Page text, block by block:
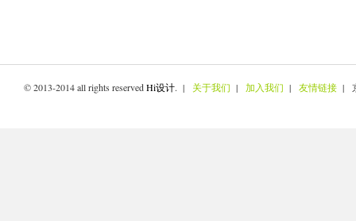
© 2013-2014 all rights reservedHi设计. | 关于我们 | 加入我们 | 友情链接 |